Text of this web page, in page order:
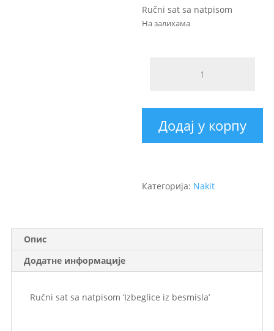
Ručni sat sa natpisom
На залихама
Додај у корпу
Категорија: Nakit
Опис
Додатне информације
Ručni sat sa natpisom ‘Izbeglice iz besmisla’